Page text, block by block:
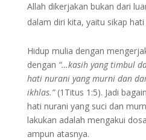
Allah dikerjakan bukan dari
dalam diri kita, yaitu sikap hati
Hidup mulia dengan
dengan “…kasih yang timbul
hati nurani yang murni dan
ikhlas.”(1Titus 1:5). Jadi
hati nurani yang suci dan
lakukan adalah mengakui
ampun atasnya.